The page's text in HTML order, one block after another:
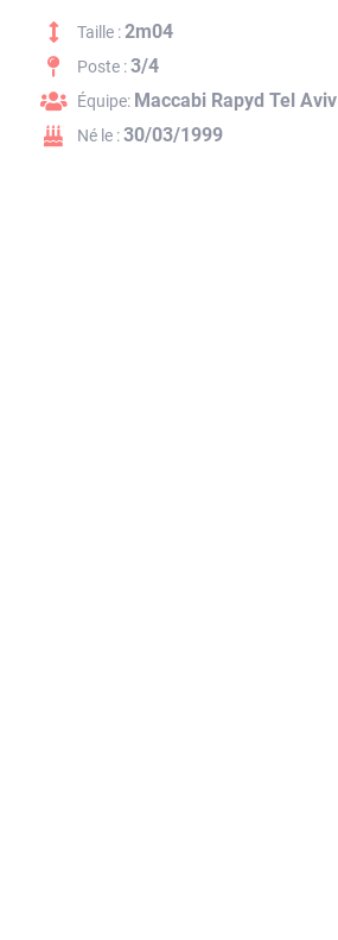
Taille :2m04
Poste :3/4
Équipe: Maccabi Rapyd Tel Aviv
Né le :30/03/1999